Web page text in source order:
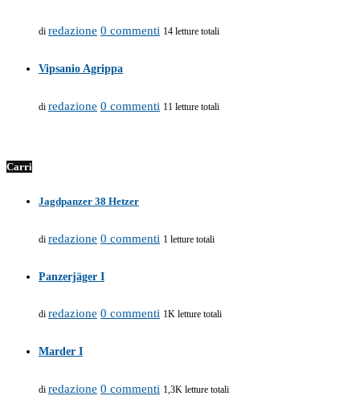
di redazione 0 commenti 14 letture totali
Vipsanio Agrippa
di redazione 0 commenti 11 letture totali
Carri
Jagdpanzer 38 Hetzer
di redazione 0 commenti 1 letture totali
Panzerjäger I
di redazione 0 commenti 1K letture totali
Marder I
di redazione 0 commenti 1,3K letture totali